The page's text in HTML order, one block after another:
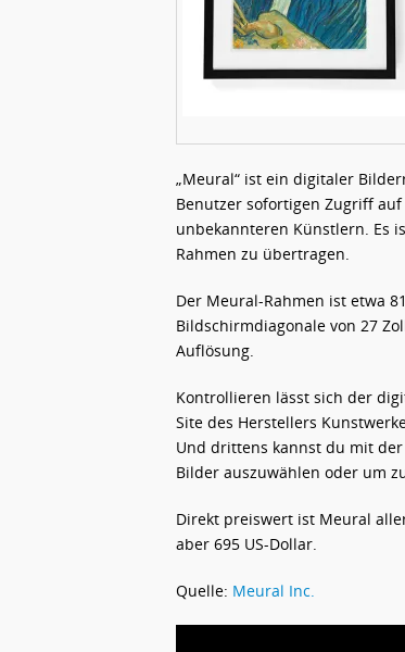
„Meural“ ist ein digitaler
Benutzer sofortigen Zugriff
unbekannteren Künstlern. Es
Rahmen zu übertragen.
Der Meural-Rahmen ist etwa
Bildschirmdiagonale von 27
Auflösung.
Kontrollieren lässt sich der
Site des Herstellers
Und drittens kannst du mit
Bilder auszuwählen oder um
Direkt preiswert ist Meural
aber 695 US-Dollar.
Quelle: Meural Inc.